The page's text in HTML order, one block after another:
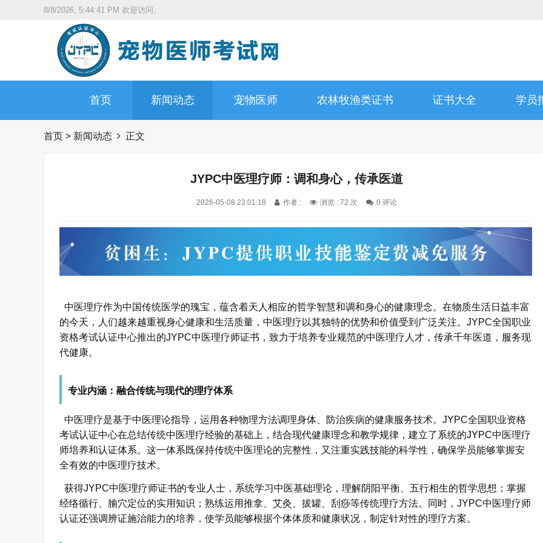
8/8/2026, 5:44:42 PM 欢迎访问。
首页 新闻动态 宠物医师 农林牧渔类证书 证书大全 学员
首页 > 新闻动态 正文
JYPC中医理疗师：调和身心，传承医道
2026-05-08 23:01:18 作者 : 浏览 : 72 次 0 评论
中医理疗作为中国传统医学的瑰宝，蕴含着天人相应的哲学智慧和调和身心的健康理念。在物质生活日益丰富
的今天，人们越来越重视身心健康和生活质量，中医理疗以其独特的优势和价值受到广泛关注。
JYPC全国职业
资格考试认证中心推出的JYPC中医理疗师证书，致力于培养专业规范的中医理疗人才，传承千年医道，服务现
代健康。
专业内涵：融合传统与现代的理疗体系
中医理疗是基于中医理论指导，运用各种物理方法调理身体、防治疾病的健康服务技术。
JYPC全国职业资格
考试认证中心在总结传统中医理疗经验的基础上，结合现代健康理念和教学规律，建立了系统的JYPC中医理疗
师培养和认证体系。这一体系既保持传统中医理论的完整性，又注重实践技能的科学性，确保学员能够掌握安
全有效的中医理疗技术。
获得JYPC中医理疗师证书的专业人士，系统学习中医基础理论，理解阴阳平衡、五行相生的哲学思想；掌握
经络循行、腧穴定位的实用知识；熟练运用推拿、艾灸、拔罐、刮痧等传统理疗方法。同时，JYPC中医理疗师
认证还强调辨证施治能力的培养，使学员能够根据个体体质和健康状况，制定针对性的理疗方案。